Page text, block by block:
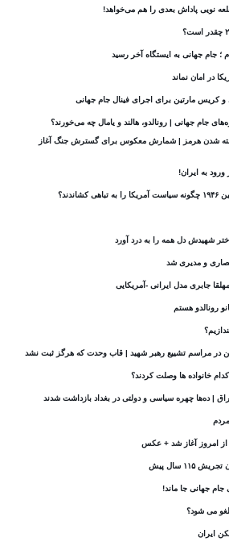
نویی پاداش بعدی را هم می‌خواهد!
؛ جام جهانی به ایستگاه آخر رسید
در امان نماند
کریس مارتین برای اجرای فینال جام جهانی
جام جهانی | رونالدو، هالند و یامال چه می‌خورند؟
شدن هرمز | شمارش معکوس برای گسترش جنگ آغاز
به ایران!
شهیدش دل همه را به درد آورد
و مدیری شد
جابری مدل ایرانی -آمریکایی
رونالدو هستم
در مراسم تشییع رهبر شهید | قاب وحدت که هرگز ثبت نشد
خانواده ها وصلت کردند؟
| ده‌ها چهره سیاسی و دولتی در بغداد بازداشت شدند
از امروز آغاز شد + عکس
سال پیش
جام جهانی جا ماند!
لغو می شود؟
ایران